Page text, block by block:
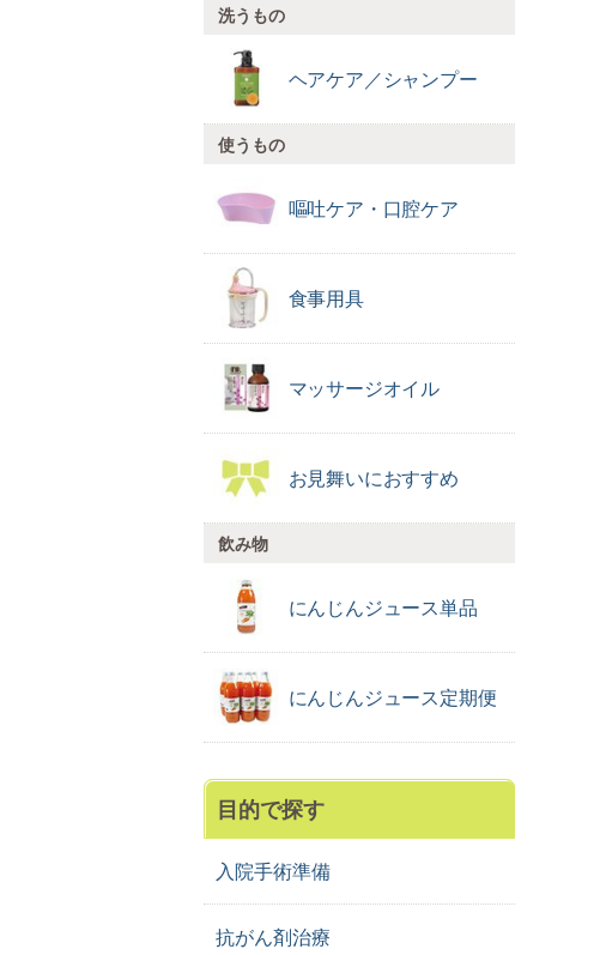
洗うもの
ヘアケア／シャンプー
使うもの
嘔吐ケア・口腔ケア
食事用具
マッサージオイル
お見舞いにおすすめ
飲み物
にんじんジュース単品
にんじんジュース定期便
目的で探す
入院手術準備
抗がん剤治療